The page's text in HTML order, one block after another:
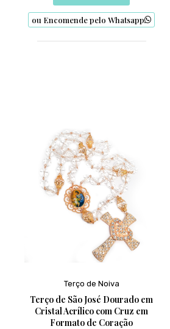
ou Encomende pelo Whatsapp
Terço de Noiva
Terço de São José Dourado em
Cristal Acrílico com Cruz em
Formato de Coração